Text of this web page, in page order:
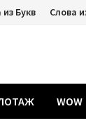
из Букв Слова
WOW